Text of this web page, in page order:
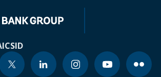
ICSID